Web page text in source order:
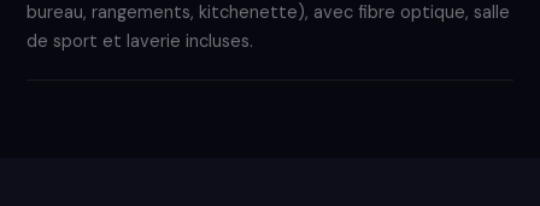
bureau, rangements, kitchenette), avec fibre optique, salle
de sport et laverie incluses.